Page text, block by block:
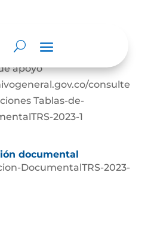
documental
Documental
apoyo
consulte
Tablas-de-
2023-1
documental
DocumentalTRS-2023-